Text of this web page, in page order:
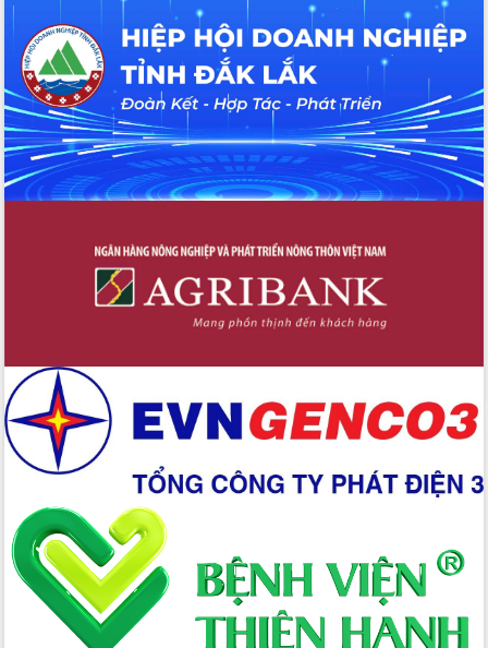
du khách thông qua Hệ thống cơ sở dữ
liệu và Bản đồ số
Tập huấn ứng dụng trí tuệ nhân tạo (AI)
trong thương mại điện tử năm 2026
Đoàn đại biểu Quốc hội tỉnh Đắk Lắk
trao đổi thông tin trước Kỳ họp thứ
nhất, Quốc hội khóa XVI
Quyết liệt cải cách hành chính, khơi
thông nguồn lực phát triển
tỉnh thông qua hiện đại hóa hành chính
Xã Ea Phê gắn cải cách hành chính với
chuyển đổi số
Phó Chủ tịch Thường trực UBND tỉnh
tâm Phục vụ hành chính công xã Ea
Xây dựng nền hành chính số đồng
hành cùng nông dân dân, doanh nghiệp
Giai đoạn 2026-2030, Đắk Lắk phấn
đấu có 77% xã đạt chuẩn nông thôn
mới
Chuyển đổi số 'mở đường' cho nông
nghiệp Đắk Lắk tăng trưởng bứt phá
Triển khai đồng bộ đo đạc, lập hồ sơ
địa chính, hoàn thiện cơ sở dữ liệu đất